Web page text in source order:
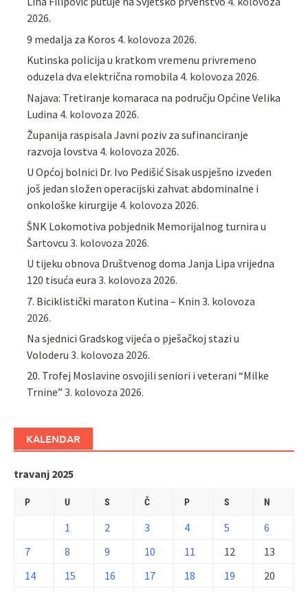
2026.
9 medalja za Koros 4. kolovoza 2026.
Kutinska policija u kratkom vremenu privremeno
oduzela dva električna romobila 4. kolovoza 2026.
Najava: Tretiranje komaraca na području Općine Velika
Ludina 4. kolovoza 2026.
Županija raspisala Javni poziv za sufinanciranje
razvoja lovstva 4. kolovoza 2026.
U Općoj bolnici Dr. Ivo Pedišić Sisak uspješno izveden
još jedan složen operacijski zahvat abdominalne i
onkološke kirurgije 4. kolovoza 2026.
ŠNK Lokomotiva pobjednik Memorijalnog turnira u
Šartovcu 3. kolovoza 2026.
U tijeku obnova Društvenog doma Janja Lipa vrijedna
120 tisuća eura 3. kolovoza 2026.
7. Biciklistički maraton Kutina – Knin 3. kolovoza
2026.
Na sjednici Gradskog vijeća o pješačkoj stazi u
Voloderu 3. kolovoza 2026.
20. Trofej Moslavine osvojili seniori i veterani “Milke
Trnine” 3. kolovoza 2026.
KALENDAR
travanj 2025
P U S Č P S N
1 2 3 4 5
6
7
8 9 10 11 12
13
14
15 16 17 18 19
20